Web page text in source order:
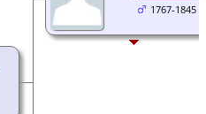
1767-1845